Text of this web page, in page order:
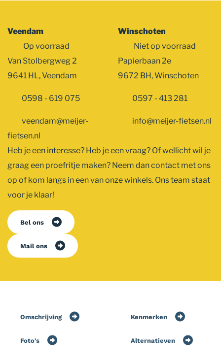
Veendam
Op voorraad
Van Stolbergweg 2
9641 HL, Veendam
0598 - 619 075
veendam@meijer-
fietsen.nl
Winschoten
Niet op voorraad
Papierbaan 2e
9672 BH, Winschoten
0597 - 413 281
info@meijer-fietsen.nl
Heb je een interesse? Heb je een vraag? Of wellicht wil je
graag een proefritje maken? Neem dan contact met ons
op of kom langs in een van onze winkels. Ons team staat
voor je klaar!
Bel ons
Mail ons
Omschrijving Kenmerken
Foto's Alternatieven